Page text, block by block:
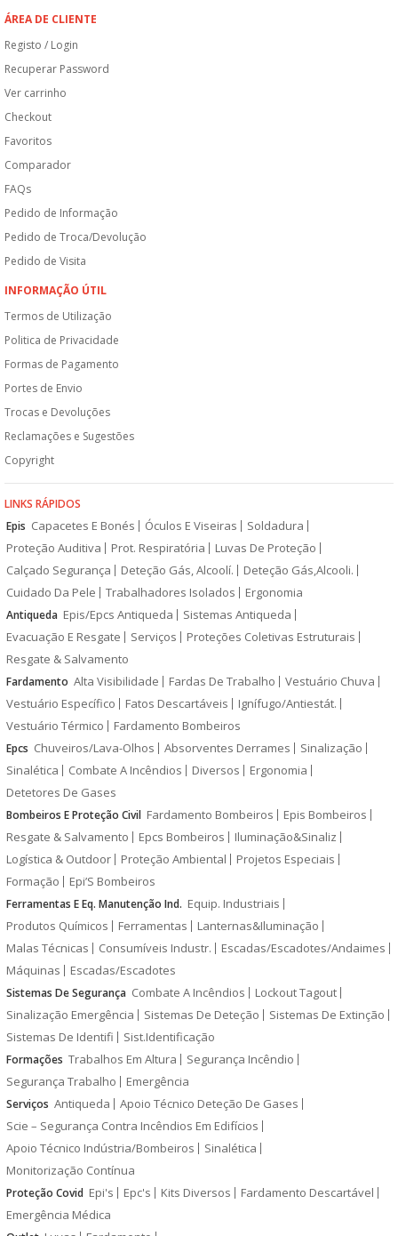
ÁREA DE CLIENTE
Registo / Login
Recuperar Password
Ver carrinho
Checkout
Favoritos
Comparador
FAQs
Pedido de Informação
Pedido de Troca/Devolução
Pedido de Visita
INFORMAÇÃO ÚTIL
Termos de Utilização
Politica de Privacidade
Formas de Pagamento
Portes de Envio
Trocas e Devoluções
Reclamações e Sugestões
Copyright
LINKS RÁPIDOS
Epis Capacetes E Bonés Óculos E Viseiras
Soldadura
Proteção Auditiva
Prot. Respiratória
Luvas De Proteção
Calçado Segurança
Deteção Gás, Alcoolí.
Deteção Gás,Alcooli.
Cuidado Da Pele
Trabalhadores Isolados Ergonomia
Antiqueda Epis/Epcs Antiqueda
Sistemas Antiqueda
Evacuação E Resgate
Serviços
Proteções Coletivas Estruturais
Resgate & Salvamento
Fardamento Alta Visibilidade Fardas De Trabalho
Vestuário Chuva
Vestuário Específico
Fatos Descartáveis
Ignífugo/Antiestát.
Vestuário Térmico
Fardamento Bombeiros
Epcs Chuveiros/Lava-Olhos Absorventes Derrames
Sinalização
Sinalética
Combate A Incêndios Diversos
Ergonomia
Detetores De Gases
Bombeiros E Proteção Civil Fardamento Bombeiros
Epis Bombeiros
Resgate & Salvamento
Epcs Bombeiros
Iluminação&Sinaliz
Logística & Outdoor
Proteção Ambiental
Projetos Especiais
Formação
Epi’S Bombeiros
Ferramentas E Eq. Manutenção Ind. Equip. Industriais
Produtos Químicos
Ferramentas
Lanternas&Iluminação
Malas Técnicas
Consumíveis Industr.
Escadas/Escadotes/Andaimes
Máquinas
Escadas/Escadotes
Sistemas De Segurança Combate A Incêndios
Lockout Tagout
Sinalização Emergência
Sistemas De Deteção
Sistemas De Extinção
Sistemas De Identifi
Sist.Identificação
Formações Trabalhos Em Altura
Segurança Incêndio
Segurança Trabalho
Emergência
Serviços Antiqueda
Apoio Técnico Deteção De Gases
Scie – Segurança Contra Incêndios Em Edifícios
Apoio Técnico Indústria/Bombeiros
Sinalética
Monitorização Contínua
Proteção Covid Epi's Epc's Kits Diversos
Fardamento Descartável
Emergência Médica